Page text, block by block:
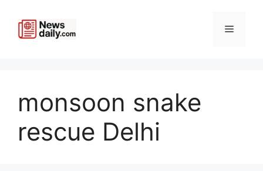
content
Menu
monsoon snake
rescue Delhi